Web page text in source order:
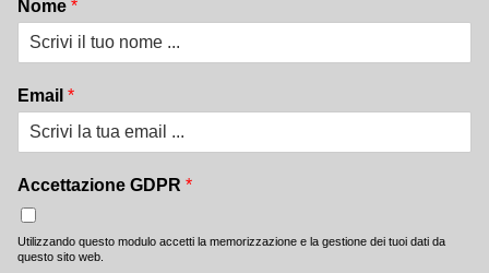
Nome *
Email *
Accettazione GDPR *
Utilizzando questo modulo accetti la memorizzazione e la gestione dei tuoi dati da
questo sito web.